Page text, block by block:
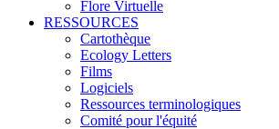
Flore Virtuelle
RESSOURCES
Cartothèque
Ecology Letters
Films
Logiciels
Ressources terminologiques
Comité pour l'équité